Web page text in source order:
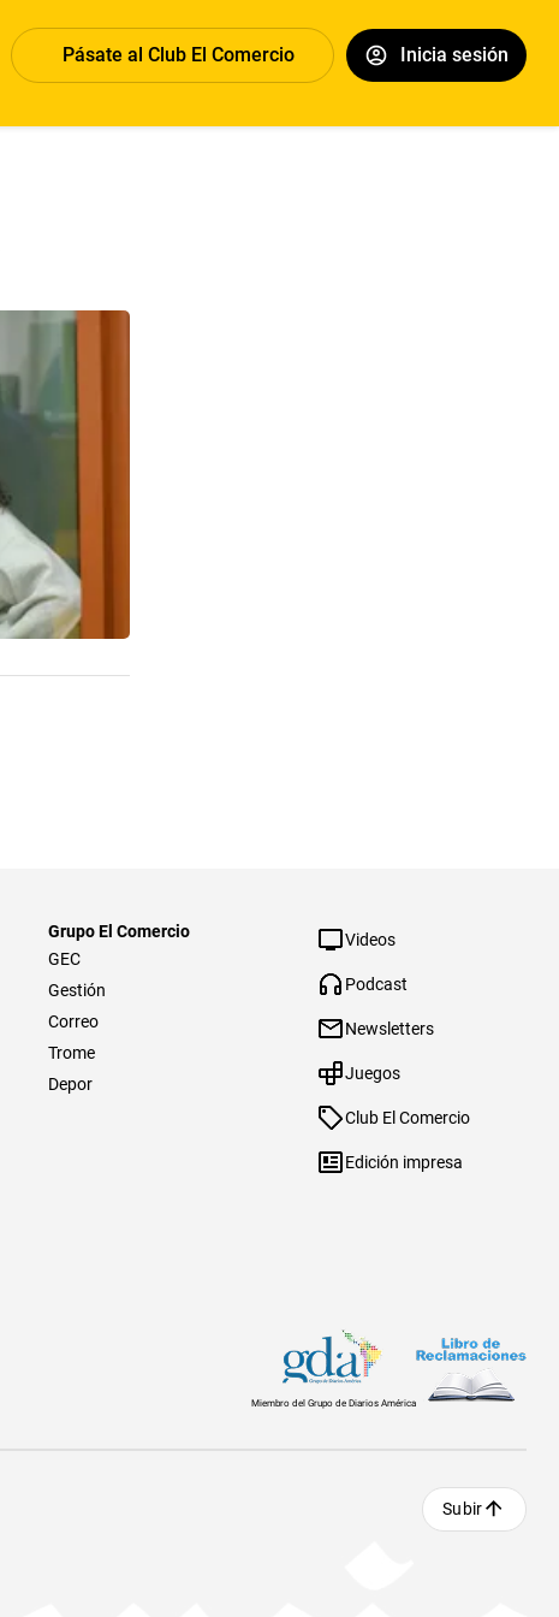
Pásate al Club El Comercio Inicia sesión
Grupo El Comercio
GEC
Gestión
Correo
Trome
Depor
Videos
Podcast
Newsletters
Juegos
Club El Comercio
Edición impresa
Miembro del Grupo de Diarios América
Subir